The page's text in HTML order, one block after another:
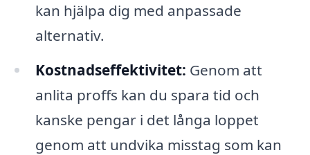
kan hjälpa dig med anpassade
alternativ.
Kostnadseffektivitet: Genom att
anlita proffs kan du spara tid och
kanske pengar i det långa loppet
genom att undvika misstag som kan